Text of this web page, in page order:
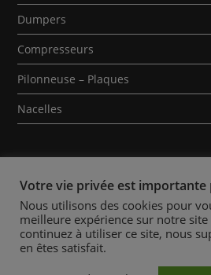
Dumpers
Compresseurs
Pilonneuse – Plaques
Nacelles
Qui sommes-nous ? Contact
Conditions Générales de
Votre vie privée est importante
Nous utilisons des cookies pour
meilleure expérience sur notre site
continuez à utiliser ce site, nous
en êtes satisfait.